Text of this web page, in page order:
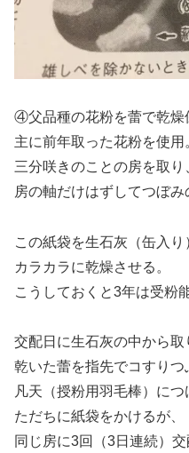
④父品種の花粉を蕾で乾燥
主に前年取った花粉を使用
三分咲きのことの房を取り
房の軸だけはずしてつぼみ
この紙袋を生石灰（缶入り
カラカラに乾燥させる。
こうしておくと3年は受粉
交配日に生石灰の中から取
乾いた蕾を指先でコすりつ
凡天（授粉用羽毛棒）につ
ただちに紙袋をかけるが、
同じ房に3回（3日連続）